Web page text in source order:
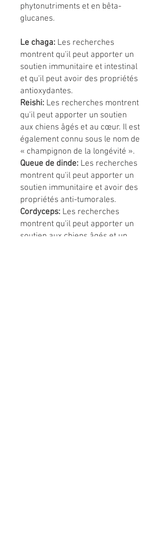
phytonutriments et en bêta-
glucanes.
Le chaga: Les recherches
montrent qu'il peut apporter un
soutien immunitaire et intestinal
et qu'il peut avoir des propriétés
antioxydantes.
Reishi: Les recherches montrent
qu'il peut apporter un soutien
aux chiens âgés et au cœur. Il est
également connu sous le nom de
« champignon de la longévité ».
Queue de dinde: Les recherches
montrent qu'il peut apporter un
soutien immunitaire et avoir des
propriétés anti-tumorales.
Cordyceps: Les recherches
montrent qu'il peut apporter un
soutien aux chiens âgés et un